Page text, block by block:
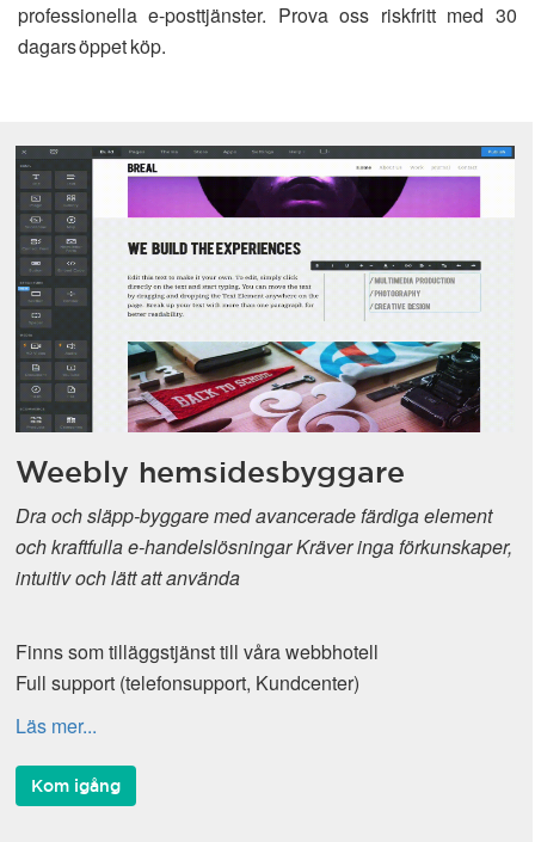
professionella e-posttjänster. Prova oss riskfritt med 30
dagars öppet köp.
Weebly hemsidesbyggare
Dra och släpp-byggare med avancerade färdiga element
och kraftfulla e-handelslösningar Kräver inga förkunskaper,
intuitiv och lätt att använda
Finns som tilläggstjänst till våra webbhotell
Full support (telefonsupport, Kundcenter)
Läs mer...
Kom igång